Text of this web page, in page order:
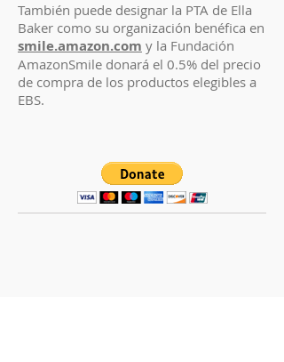
También puede designar la PTA de Ella
Baker como su organización benéfica en
smile.amazon.com y la Fundación
AmazonSmile donará el 0.5% del precio
de compra de los productos elegibles a
EBS.